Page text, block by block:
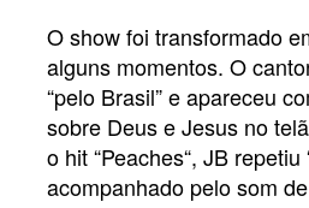
O show foi transformado
alguns momentos. O
“pelo Brasil” e apareceu
sobre Deus e Jesus no
o hit “Peaches“, JB repetiu
acompanhado pelo som